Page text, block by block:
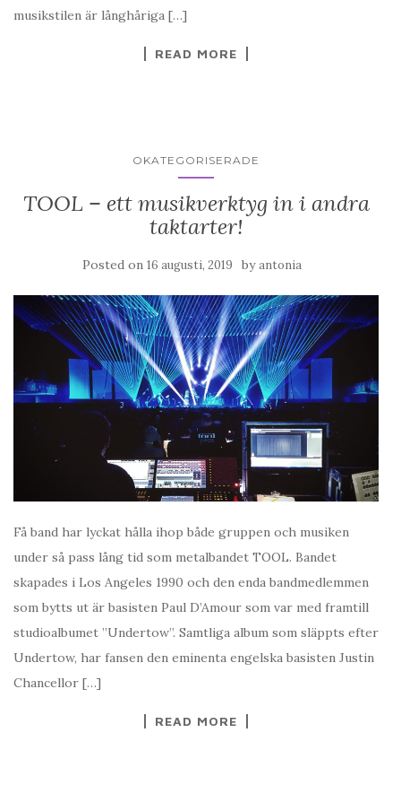
musikstilen är långhåriga […]
READ MORE
OKATEGORISERADE
TOOL – ett musikverktyg in i andra
taktarter!
Posted on 16 augusti, 2019 byantonia
Få band har lyckat hålla ihop både gruppen och musiken
under så pass lång tid som metalbandet TOOL. Bandet
skapades i Los Angeles 1990 och den enda bandmedlemmen
som bytts ut är basisten Paul D’Amour som var med framtill
studioalbumet ”Undertow”. Samtliga album som släppts efter
Undertow, har fansen den eminenta engelska basisten Justin
Chancellor […]
READ MORE